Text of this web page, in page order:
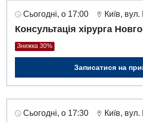
Сьогодні, о 17:00 Київ,
Консультація хірурга
Знижка 30%
Записатися на
Сьогодні, о 17:30 Київ,